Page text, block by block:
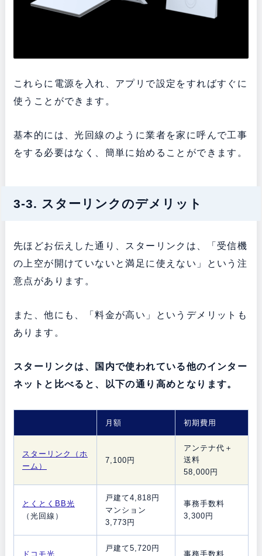
これらに電源を入れ、アプリで設定をすればすぐに
使うことができます。
基本的には、光回線のように業者を家に呼んで工事
をする必要はなく、簡単に始めることができます。
3-3. スターリンクのデメリット
先ほどお伝えした通り、スターリンクは、「受信機
の上空が開けていないと満足に使えない」という注
意点があります。
また、他にも、「料金が高い」というデメリットも
あります。
スターリンクは、国内で使われている他のインター
ネットと比べると、以下の通り高めとなります。
月額 初期費用
スターリンク（ホ
ーム）
7,100円
アンテナ代＋
送料
58,000 円
とくとくBB光
（光回線）
戸建て4,818円
マンション
3,773円
事務手数料
3,300円
ドコモ光
戸建て5,720円
事務手数料